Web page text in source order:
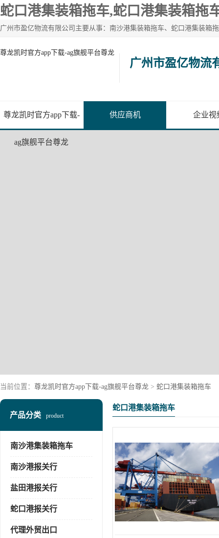
蛇口港集装箱拖车,蛇口港集装箱拖
尊龙凯时官方app下载-ag旗舰平台尊龙
广州市盈亿物流
尊龙凯时官方app下载-
ag旗舰平台尊龙
供应商机 企业视
当前位置： 尊龙凯时官方app下载-ag旗舰平台尊龙 > 蛇口港集装箱拖车
产品分类 product
南沙港集装箱拖车
南沙港报关行
盐田港报关行
蛇口港报关行
代理外贸出口
蛇口港集装箱拖车